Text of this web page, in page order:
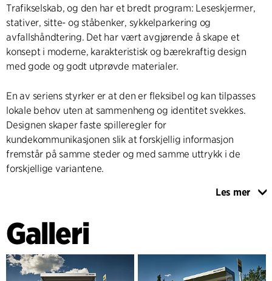
Trafikselskab, og den har et bredt program: Leseskjermer,
stativer, sitte- og ståbenker, sykkelparkering og
avfallshåndtering. Det har vært avgjørende å skape et
konsept i moderne, karakteristisk og bærekraftig design
med gode og godt utprøvde materialer.
En av seriens styrker er at den er fleksibel og kan tilpasses
lokale behov uten at sammenheng og identitet svekkes.
Designen skaper faste spilleregler for
kundekommunikasjonen slik at forskjellig informasjon
fremstår på samme steder og med samme uttrykk i de
forskjellige variantene.
C.F. Møller Architects har vært rådgiver for Nordjyllands
brukerprosess, til godkjent konsept, designmanual, EU-
anbud og produktutvikling.
Les mer
Galleri